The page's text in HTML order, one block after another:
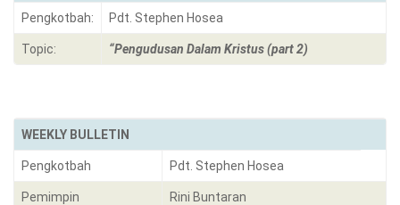
Pengkotbah: Pdt. Stephen Hosea
Topic: “Pengudusan Dalam Kristus (part 2)
WEEKLY BULLETIN
Pengkotbah Pdt. Stephen Hosea
Pemimpin Rini Buntaran